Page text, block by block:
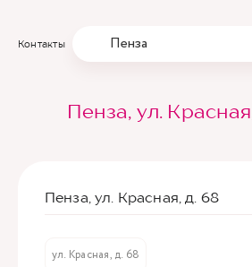
Контакты Пенза
Пенза, ул.
Пенза, ул. Красная, д. 68
ул. Красная, д. 68